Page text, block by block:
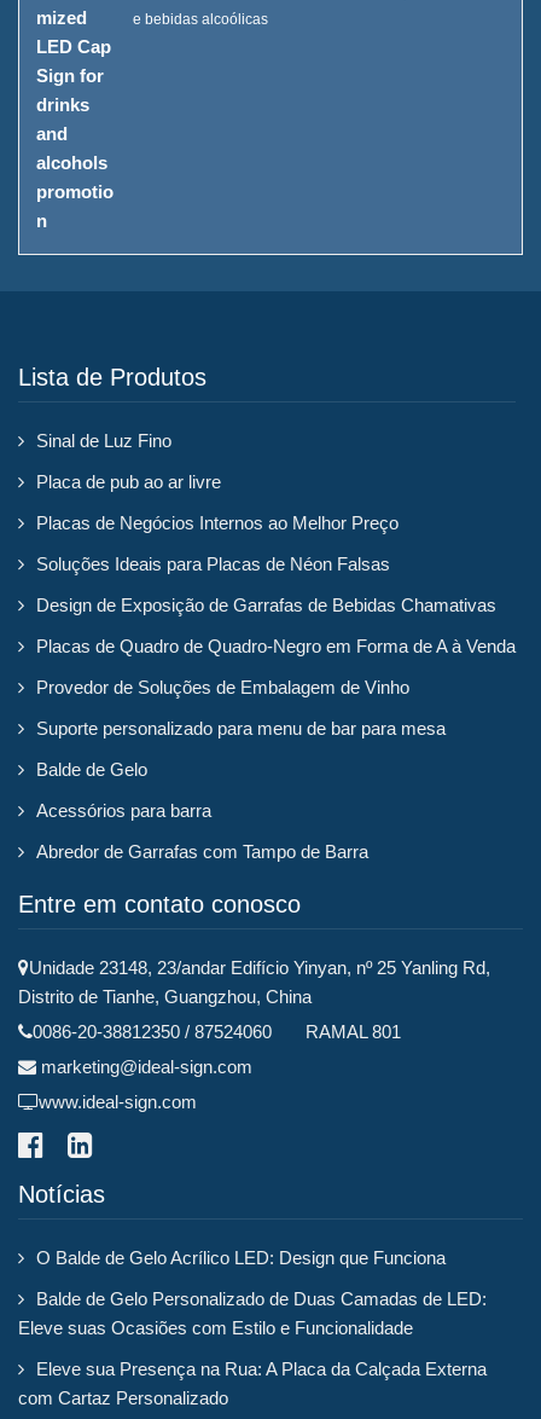
e bebidas alcoólicas
Lista de Produtos
Sinal de Luz Fino
Placa de pub ao ar livre
Placas de Negócios Internos ao Melhor Preço
Soluções Ideais para Placas de Néon Falsas
Design de Exposição de Garrafas de Bebidas Chamativas
Placas de Quadro de Quadro-Negro em Forma de A à Venda
Provedor de Soluções de Embalagem de Vinho
Suporte personalizado para menu de bar para mesa
Balde de Gelo
Acessórios para barra
Abredor de Garrafas com Tampo de Barra
Entre em contato conosco
Unidade 23148, 23/andar Edifício Yinyan, nº 25 Yanling Rd,
Distrito de Tianhe, Guangzhou, China
0086-20-38812350 / 87524060 RAMAL 801
marketing@ideal-sign.com
www.ideal-sign.com
Notícias
O Balde de Gelo Acrílico LED: Design que Funciona
Balde de Gelo Personalizado de Duas Camadas de LED:
Eleve suas Ocasiões com Estilo e Funcionalidade
Eleve sua Presença na Rua: A Placa da Calçada Externa
com Cartaz Personalizado